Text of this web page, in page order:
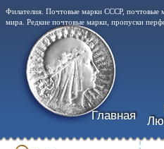
Филателия. Почтовые марки СССР,
мира. Редкие почтовые марки, пропуски
Главная